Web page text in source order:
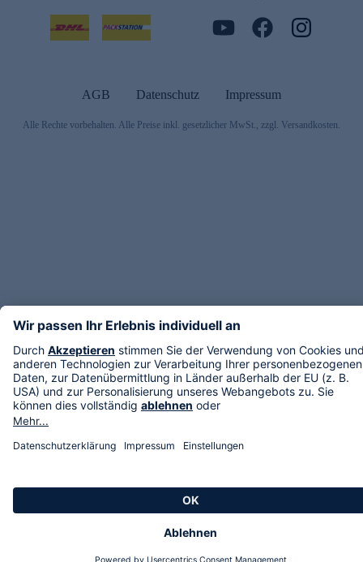
AGB Datenschutz Impressum
Alle Rechte vorbehalten. Alle Preise inkl. gesetzlicher MwSt., zzgl. Versandkosten.